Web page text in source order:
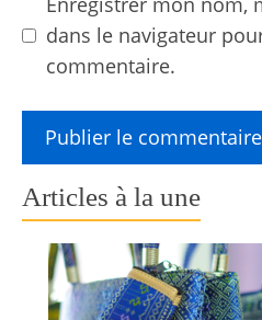
dans le navigateur
commentaire.
Articles à la une